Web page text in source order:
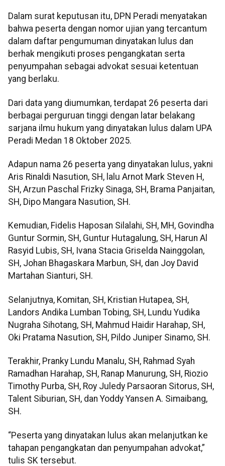
Dalam surat keputusan itu, DPN Peradi menyatakan
bahwa peserta dengan nomor ujian yang tercantum
dalam daftar pengumuman dinyatakan lulus dan
berhak mengikuti proses pengangkatan serta
penyumpahan sebagai advokat sesuai ketentuan
yang berlaku.
Dari data yang diumumkan, terdapat 26 peserta dari
berbagai perguruan tinggi dengan latar belakang
sarjana ilmu hukum yang dinyatakan lulus dalam UPA
Peradi Medan 18 Oktober 2025.
Adapun nama 26 peserta yang dinyatakan lulus, yakni
Aris Rinaldi Nasution, SH, lalu Arnot Mark Steven H,
SH, Arzun Paschal Frizky Sinaga, SH, Brama Panjaitan,
SH, Dipo Mangara Nasution, SH.
Kemudian, Fidelis Haposan Silalahi, SH, MH, Govindha
Guntur Sormin, SH, Guntur Hutagalung, SH, Harun Al
Rasyid Lubis, SH, Ivana Stacia Griselda Nainggolan,
SH, Johan Bhagaskara Marbun, SH, dan Joy David
Martahan Sianturi, SH.
Selanjutnya, Komitan, SH, Kristian Hutapea, SH,
Landors Andika Lumban Tobing, SH, Lundu Yudika
Nugraha Sihotang, SH, Mahmud Haidir Harahap, SH,
Oki Pratama Nasution, SH, Pildo Juniper Sinamo, SH.
Terakhir, Pranky Lundu Manalu, SH, Rahmad Syah
Ramadhan Harahap, SH, Ranap Manurung, SH, Riozio
Timothy Purba, SH, Roy Juledy Parsaoran Sitorus, SH,
Talent Siburian, SH, dan Yoddy Yansen A. Simaibang,
SH.
“Peserta yang dinyatakan lulus akan melanjutkan ke
tahapan pengangkatan dan penyumpahan advokat,”
tulis SK tersebut.